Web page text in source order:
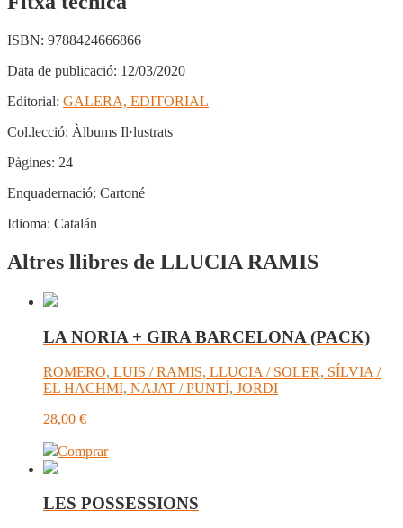
ISBN: 9788424666866
Data de publicació: 12/03/2020
Editorial: GALERA, EDITORIAL
Col.lecció: Àlbums Il·lustrats
Pàgines: 24
Enquadernació: Cartoné
Idioma: Catalán
Altres llibres de LLUCIA RAMIS
LA NORIA + GIRA BARCELONA (PACK)
ROMERO, LUIS / RAMIS, LLUCIA / SOLER, SÍLVIA /
EL HACHMI, NAJAT / PUNTÍ, JORDI
28,00 €
Comprar
LES POSSESSIONS